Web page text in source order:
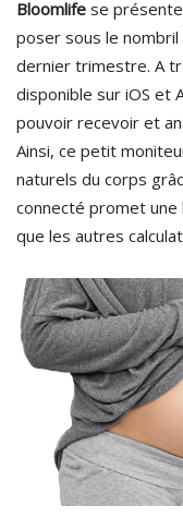
Bloomlife se
poser sous le
dernier trimestre. A
disponible sur iOS et
pouvoir recevoir et
Ainsi, ce petit
naturels du corps
connecté promet
que les autres